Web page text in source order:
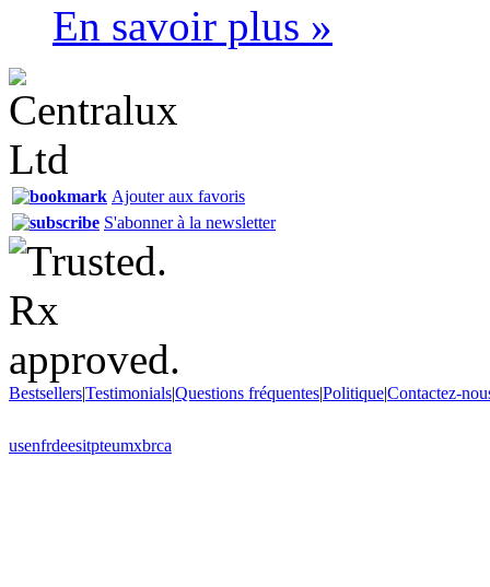
En savoir plus »
Ajouter aux favoris
S'abonner à la newsletter
Bestsellers|Testimonials|Questions fréquentes|Politique|Contactez-
usenfrdeesitpteumxbrca